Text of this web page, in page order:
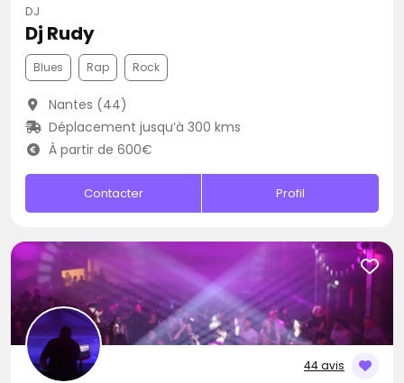
DJ
Dj Rudy
Blues Rap Rock
Nantes (44)
Déplacement jusqu’à 300 kms
À partir de 600€
Contacter Profil
44 avis